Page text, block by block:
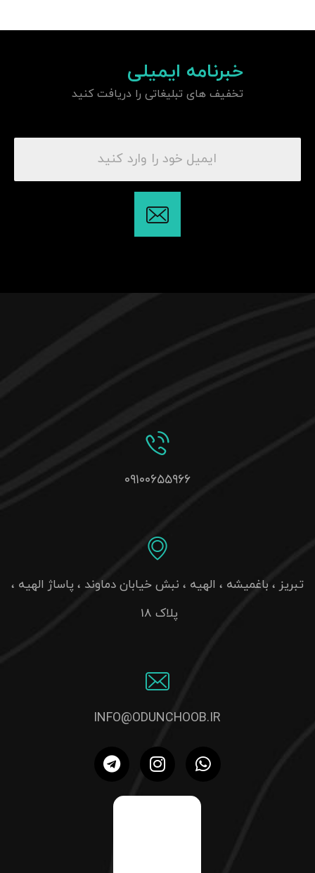
خبرنامه ایمیلی
تخفیف های تبلیغاتی را دریافت کنید
۰۹۱۰۰۶۵۵۹۶۶
تبریز ، باغمیشه ، الهیه ، نبش خیابان دماوند ، پاساژ الهیه ،
پلاک 18
INFO@ODUNCHOOB.IR